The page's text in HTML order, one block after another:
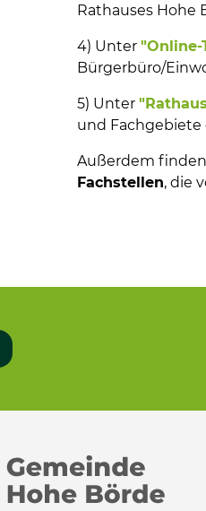
Rathauses Hohe
4) Unter "Online-
Bürgerbüro/
5) Unter
und Fachgebiete
Außerdem
Fachstellen, die